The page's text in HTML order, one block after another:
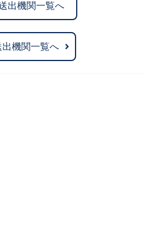
出機関一覧へ
出機関一覧へ